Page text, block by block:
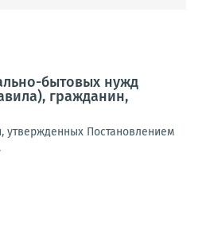
бытовых нужд
гражданин,
утвержденных Постановлением